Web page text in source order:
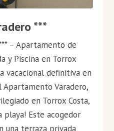
***
– Apartamento de
y Piscina en Torrox
vacacional definitiva en
Varadero,
en Torrox Costa,
playa! Este acogedor
una terraza privada